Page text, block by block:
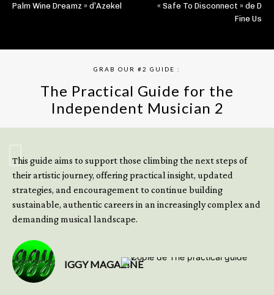
Palm Wine Dreamz » d’Azekel
« Safe To Disconnect » de D
Fine Us
GRAB OUR #2 GUIDE :
The Practical Guide for the
Independent Musician 2
This guide aims to support those climbing the next steps of
their artistic journey, offering practical insight, updated
strategies, and encouragement to continue building
sustainable, authentic careers in an increasingly complex and
demanding musical landscape.
IGGY MAGAZINE